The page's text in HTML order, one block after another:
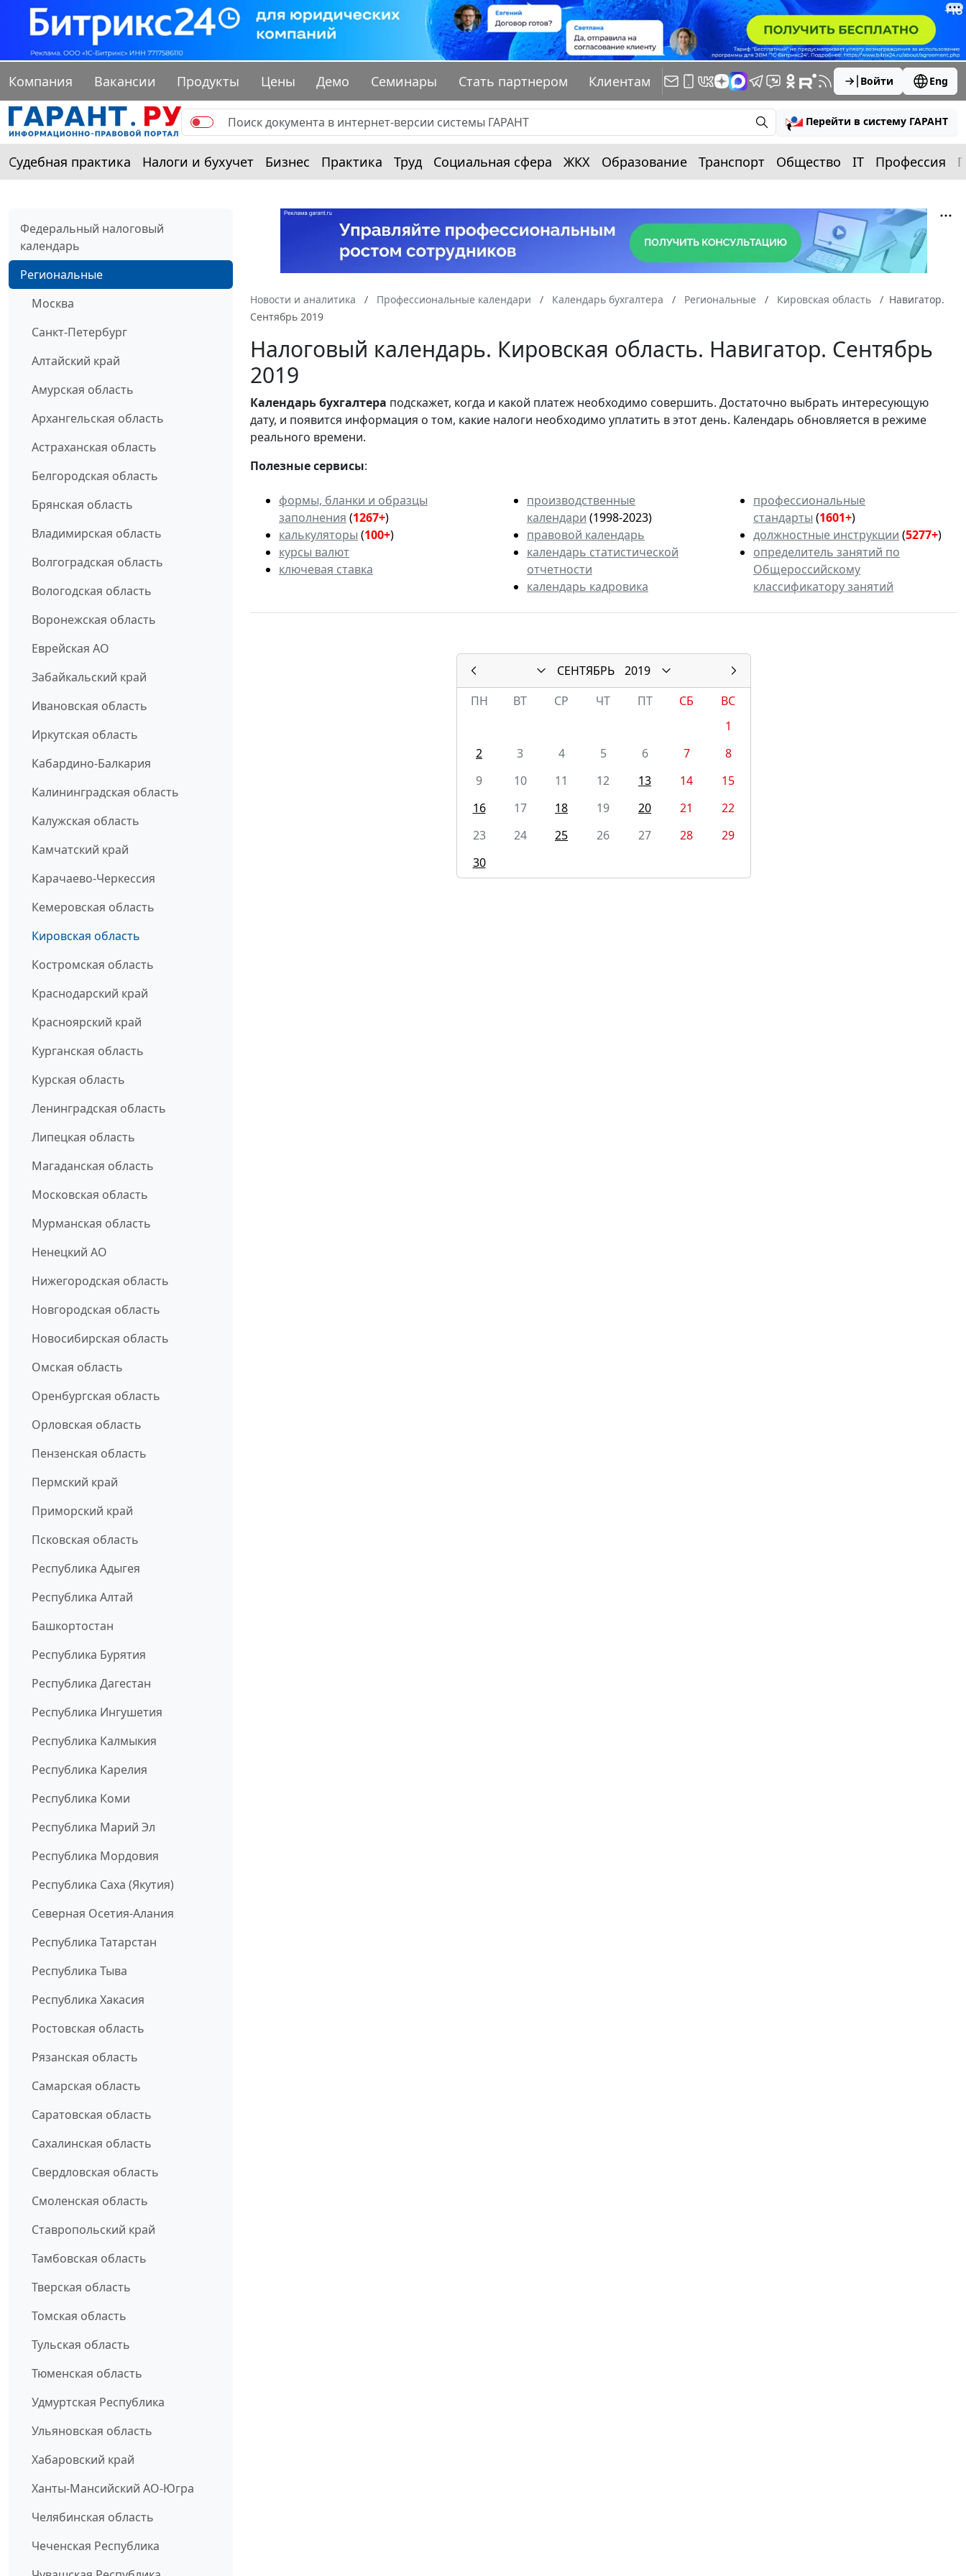
Компания Вакансии Продукты Цены Демо Семинары Стать партнером Клиентам Войти Eng
Перейти в систему ГАРАНТ
Судебная практика Налоги и бухучет Бизнес Практика Труд Социальная сфера ЖКХ Образование Транспорт Общество IT Профессия
Федеральный налоговый
календарь
Региональные
Москва
Санкт-Петербург
Алтайский край
Амурская область
Архангельская область
Астраханская область
Белгородская область
Брянская область
Владимирская область
Волгоградская область
Вологодская область
Воронежская область
Еврейская АО
Забайкальский край
Ивановская область
Иркутская область
Кабардино-Балкария
Калининградская область
Калужская область
Камчатский край
Карачаево-Черкессия
Кемеровская область
Кировская область
Костромская область
Краснодарский край
Красноярский край
Курганская область
Курская область
Ленинградская область
Липецкая область
Магаданская область
Московская область
Мурманская область
Ненецкий АО
Нижегородская область
Новгородская область
Новосибирская область
Омская область
Оренбургская область
Орловская область
Пензенская область
Пермский край
Приморский край
Псковская область
Республика Адыгея
Республика Алтай
Башкортостан
Республика Бурятия
Республика Дагестан
Республика Ингушетия
Республика Калмыкия
Республика Карелия
Республика Коми
Республика Марий Эл
Республика Мордовия
Республика Саха (Якутия)
Северная Осетия-Алания
Республика Татарстан
Республика Тыва
Республика Хакасия
Ростовская область
Рязанская область
Самарская область
Саратовская область
Сахалинская область
Свердловская область
Смоленская область
Ставропольский край
Тамбовская область
Тверская область
Томская область
Тульская область
Тюменская область
Удмуртская Республика
Ульяновская область
Хабаровский край
Ханты-Мансийский АО-Югра
Челябинская область
Чеченская Республика
Новости и аналитика Профессиональные календари Календарь бухгалтера Региональные Кировская область
Навигатор.
Сентябрь 2019
Налоговый календарь. Кировская область. Навигатор. Сентябрь
2019
Календарьбухгалтера подскажет, когда и какой платеж необходимо совершить. Достаточно выбрать интересующую
дату, и появится информация о том, какие налоги необходимо уплатить в этот день. Календарь обновляется в режиме
реального времени.
Полезные сервисы:
формы, бланки и образцы
заполнения (1267+)
калькуляторы (100+)
курсы валют
ключевая ставка
производственные
календари (1998-2023)
правовой календарь
календарь статистической
отчетности
календарь кадровика
профессиональные
стандарты (1601+)
должностные инструкции (5277+)
определитель занятий по
Общероссийскому
классификатору занятий
СЕНТЯБРЬ
2019
ПН
ВТ СР ЧТ ПТ СБ
ВС
1
2
3 4 5 6 7
8
9
10 11 12 13 14
15
16
17 18 19 20 21
22
23
24 25 26 27 28
29
30